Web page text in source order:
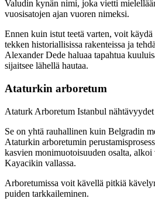
Valudin kynän nimi, joka vietti
vuosisatojen ajan vuoren nimeksi.
Ennen kuin istut teetä varten, voit
tekken historiallisissa rakenteissa ja
Alexander Dede haluaa tapahtua
sijaitsee lähellä hautaa.
Ataturkin arboretum
Ataturk Arboretum Istanbul nähtävyydet
Se on yhtä rauhallinen kuin Belgradin
Ataturkin arboretumin
kasvien monimuotoisuuden osalta,
Kayacikin vallassa.
Arboretumissa voit kävellä pitkiä
puiden tarkkaileminen.